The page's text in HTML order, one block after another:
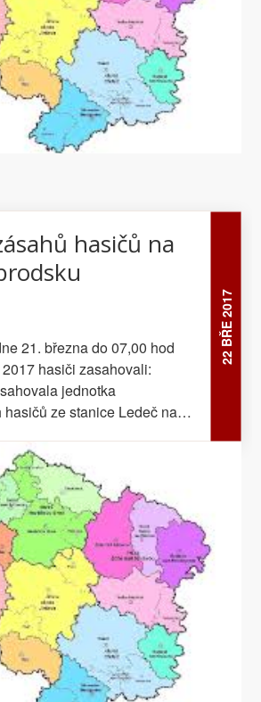
tisková mluvčí HZS Kraj
22 BŘE 2017
hasičů na
21. března do 07,00 hod
hasiči zasahovali:
jednotka
ze stanice Ledeč nad
z Kožlí u požáru
v Kožlí. Při požáru ani
se nikdo nezranil. Majiteli
požárem škoda v předběžné
Požár zapříčinila technická
V 05,18 hod
profesionální
vozidla, které sjelo do
Kojetín. Nákladní vůz
Hasiči vůz vyprostili zpět
tisková mluvčí HZS Kraj Vysočina